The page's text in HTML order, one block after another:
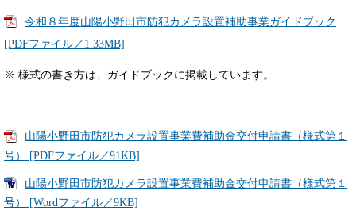
令和８年度山陽小野田市防犯カメラ設置補助事業ガイドブック
[PDFファイル／1.33MB]
※ 様式の書き方は、ガイドブックに掲載しています。
山陽小野田市防犯カメラ設置事業費補助金交付申請書（様式第１
号） [PDFファイル／91KB]
山陽小野田市防犯カメラ設置事業費補助金交付申請書（様式第１
号） [Wordファイル／9KB]